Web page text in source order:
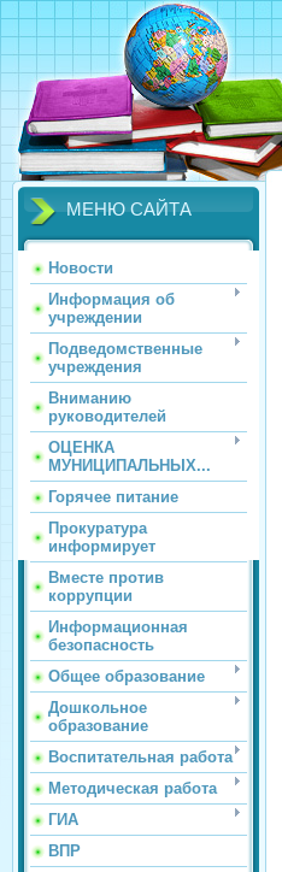
МЕНЮ САЙТА
Новости
Информация об
учреждении
Подведомственные
учреждения
Вниманию
руководителей
ОЦЕНКА
МУНИЦИПАЛЬНЫХ...
Горячее питание
Прокуратура
информирует
Вместе против
коррупции
Информационная
безопасность
Общее образование
Дошкольное
образование
Воспитательная работа
Методическая работа
ГИА
ВПР